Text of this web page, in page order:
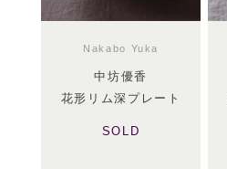
Nakabo Yuka
中坊優香
花形リム深プレート
SOLD